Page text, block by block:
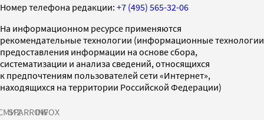
Номер телефона редакции: +7 (495) 565-32-06
На информационном ресурсе применяются
рекомендательные технологии (информационные технологии
предоставления информации на основе сбора,
систематизации и анализа сведений, относящихся
к предпочтениям пользователей сети «Интернет»,
находящихся на территории Российской Федерации)
SPARROWINFOX